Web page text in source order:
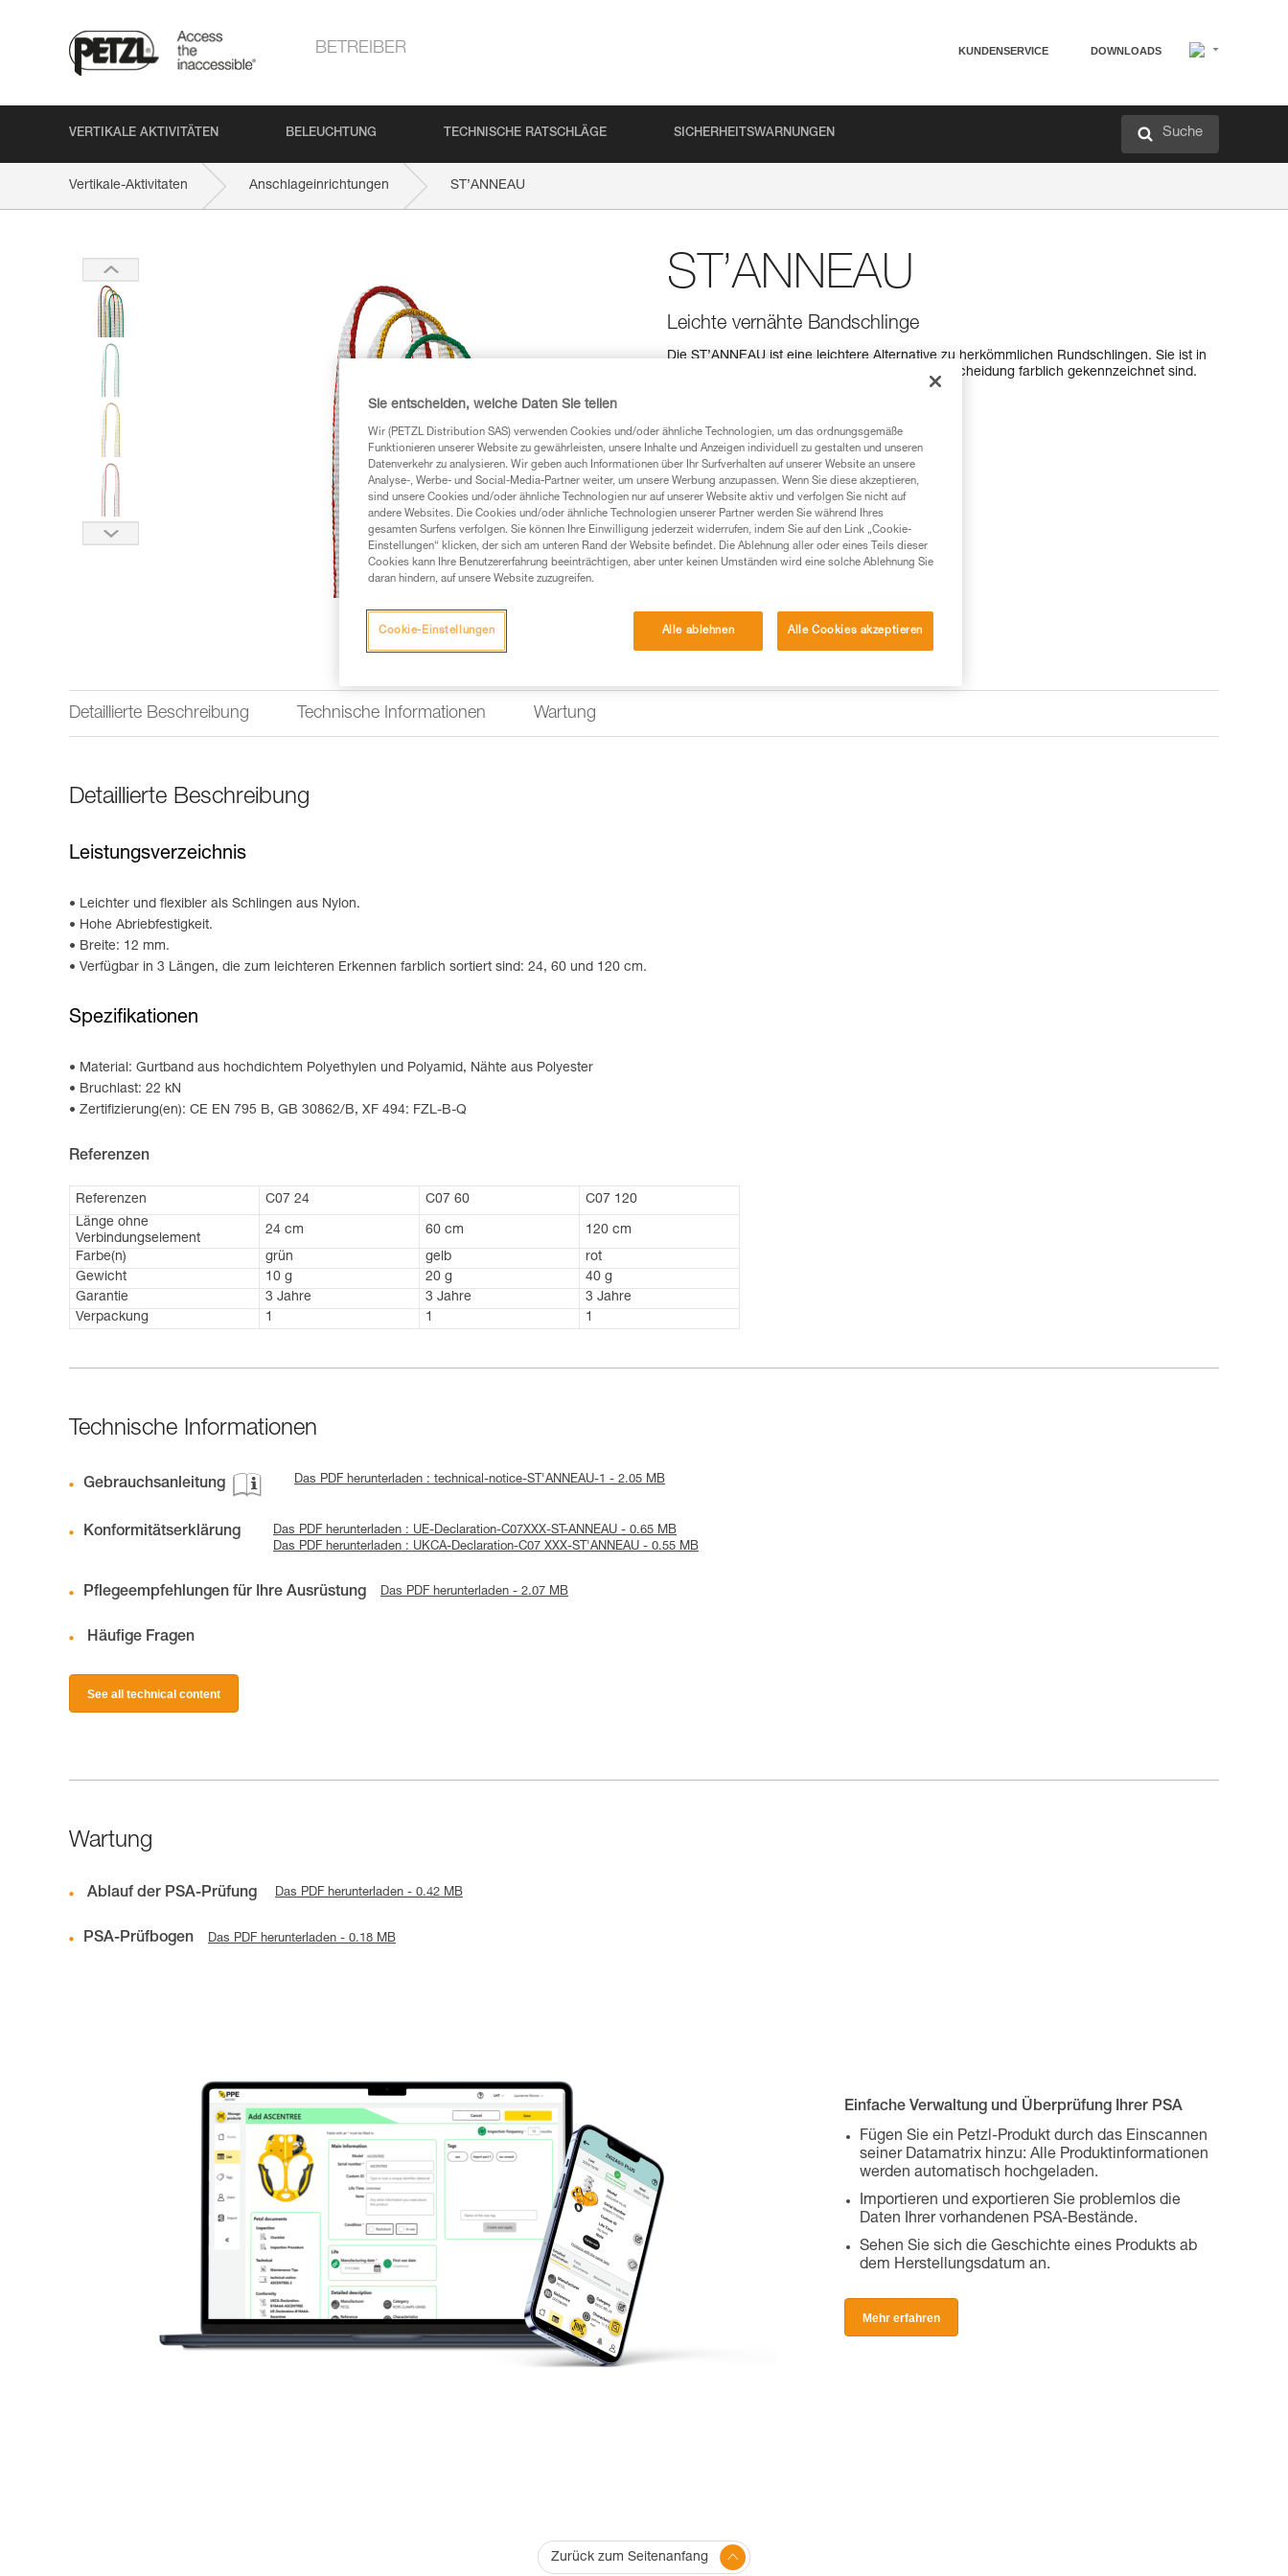
BETREIBER KUNDENSERVICE DOWNLOADS
VERTIKALE AKTIVITÄTEN BELEUCHTUNG TECHNISCHE RATSCHLÄGE SICHERHEITSWARNUNGEN Suche
Vertikale-Aktivitaten Anschlageinrichtungen ST’ANNEAU
ST’ANNEAU
Leichte vernähte Bandschlinge
Die ST’ANNEAU ist eine leichtere Alternative zu herkömmlichen Rundschlingen. Sie ist in
drei Längen verfügbar, die zur leichteren Unterscheidung farblich gekennzeichnet sind.
Einen Händler finden
Detaillierte Beschreibung Technische Informationen Wartung
Detaillierte Beschreibung
Leistungsverzeichnis
Leichter und flexibler als Schlingen aus Nylon.
Hohe Abriebfestigkeit.
Breite: 12 mm.
Verfügbar in 3 Längen, die zum leichteren Erkennen farblich sortiert sind: 24, 60 und 120 cm.
Spezifikationen
Material: Gurtband aus hochdichtem Polyethylen und Polyamid, Nähte aus Polyester
Bruchlast: 22 kN
Zertifizierung(en): CE EN 795 B, GB 30862/B, XF 494: FZL-B-Q
Referenzen
Referenzen C07 24 C07 60
C07 120
Länge ohne
Verbindungselement
24 cm 60 cm
120 cm
Farbe(n)
grün gelb
rot
Gewicht
10 g 20 g
40 g
Garantie
3 Jahre 3 Jahre
3 Jahre
Verpackung
1 1 1
Technische Informationen
Gebrauchsanleitung Das PDF herunterladen : technical-notice-ST'ANNEAU-1 - 2.05 MB
Konformitätserklärung
Das PDF herunterladen : UE-Declaration-C07XXX-ST-ANNEAU - 0.65 MB
Das PDF herunterladen : UKCA-Declaration-C07 XXX-ST'ANNEAU - 0.55 MB
Pflegeempfehlungen für Ihre Ausrüstung Das PDF herunterladen - 2.07 MB
Häufige Fragen
See all technical content
Wartung
Ablauf der PSA-Prüfung Das PDF herunterladen - 0.42 MB
PSA-Prüfbogen Das PDF herunterladen - 0.18 MB
Einfache Verwaltung und Überprüfung Ihrer PSA
Fügen Sie ein Petzl-Produkt durch das Einscannen
seiner Datamatrix hinzu: Alle Produktinformationen
werden automatisch hochgeladen.
Importieren und exportieren Sie problemlos die
Daten Ihrer vorhandenen PSA-Bestände.
Sehen Sie sich die Geschichte eines Produkts ab
dem Herstellungsdatum an.
Mehr erfahren
Zurück zum Seitenanfang
Sie entscheiden, welche Daten Sie teilen
Wir (PETZL Distribution SAS) verwenden Cookies und/oder ähnliche Technologien, um das ordnungsgemäße
Funktionieren unserer Website zu gewährleisten, unsere Inhalte und Anzeigen individuell zu gestalten und unseren
Datenverkehr zu analysieren. Wir geben auch Informationen über Ihr Surfverhalten auf unserer Website an unsere
Analyse-, Werbe- und Social-Media-Partner weiter, um unsere Werbung anzupassen. Wenn Sie diese akzeptieren,
sind unsere Cookies und/oder ähnliche Technologien nur auf unserer Website aktiv und verfolgen Sie nicht auf
andere Websites. Die Cookies und/oder ähnliche Technologien unserer Partner werden Sie während Ihres
gesamten Surfens verfolgen. Sie können Ihre Einwilligung jederzeit widerrufen, indem Sie auf den Link „Cookie-
Einstellungen“ klicken, der sich am unteren Rand der Website befindet. Die Ablehnung aller oder eines Teils dieser
Cookies kann Ihre Benutzererfahrung beeinträchtigen, aber unter keinen Umständen wird eine solche Ablehnung Sie
daran hindern, auf unsere Website zuzugreifen.
Alle ablehnen Alle Cookies akzeptieren
Cookie-Einstellungen